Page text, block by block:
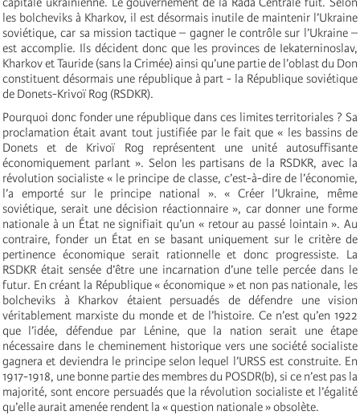
les bolcheviks à Kharkov, il est désormais inutile de maintenir l’Ukraine
soviétique, car sa mission tactique – gagner le contrôle sur l’Ukraine –
est accomplie. Ils décident donc que les provinces de Iekaterninoslav,
Kharkov et Tauride (sans la Crimée) ainsi qu’une partie de l’oblast du Don
constituent désormais une république à part - la République soviétique
de Donets-Krivoï Rog (RSDKR).
Pourquoi donc fonder une république dans ces limites territoriales ? Sa
proclamation était avant tout justifiée par le fait que « les bassins de
Donets et de Krivoï Rog représentent une unité autosuffisante
économiquement parlant ». Selon les partisans de la RSDKR, avec la
révolution socialiste « le principe de classe, c’est-à-dire de l’économie,
l’a emporté sur le principe national ». « Créer l’Ukraine, même
soviétique, serait une décision réactionnaire », car donner une forme
nationale à un État ne signifiait qu’un « retour au passé lointain ». Au
contraire, fonder un État en se basant uniquement sur le critère de
pertinence économique serait rationnelle et donc progressiste. La
RSDKR était sensée d’être une incarnation d’une telle percée dans le
futur. En créant la République « économique » et non pas nationale, les
bolcheviks à Kharkov étaient persuadés de défendre une vision
véritablement marxiste du monde et de l’histoire. Ce n’est qu’en 1922
que l’idée, défendue par Lénine, que la nation serait une étape
nécessaire dans le cheminement historique vers une société socialiste
gagnera et deviendra le principe selon lequel l’URSS est construite. En
1917-1918, une bonne partie des membres du POSDR(b), si ce n’est pas la
majorité, sont encore persuadés que la révolution socialiste et l’égalité
qu’elle aurait amenée rendent la « question nationale » obsolète.